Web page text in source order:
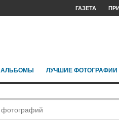
ГАЗЕТА
АЛЬБОМЫ ЛУЧШИЕ ФОТОГРАФИИ